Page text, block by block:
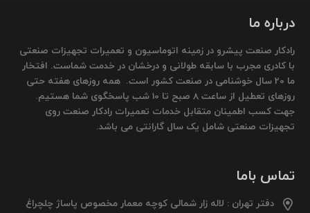
درباره ما
رادکار صنعت پیشرو در زمینه اتوماسیون و تعمیرات تجهیزات صنعتی
با کادری مجرب با سابقه طولانی و درخشان در خدمت شماست. افتخار
ما 20 سال خوشنامی در صنعت کشور است. همه روزهای هفته حتی
روزهای تعطیل از ساعت 8 صبح تا 10 شب پاسخگوی شما هستیم.
جهت کسب اطمینان متقابل خدمات تعمیرات رادکار صنعت روی
تجهیزات صنعتی شامل یک سال گارانتی می باشد.
تماس باما
دفتر تهران : لاله زار شمالی کوچه معمار مخصوص پاساژ چلچراغ